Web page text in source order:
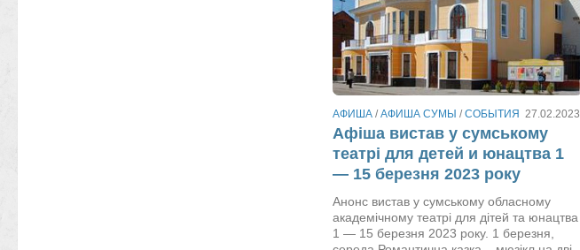
АФИША /АФИША СУМЫ /СОБЫТИЯ 27.02.2023
Афіша вистав у сумському
театрі для детей и юнацтва 1
— 15 березня 2023 року
Анонс вистав у сумському обласному
академічному театрі для дітей та юнацтва
1 — 15 березня 2023 року. 1 березня,